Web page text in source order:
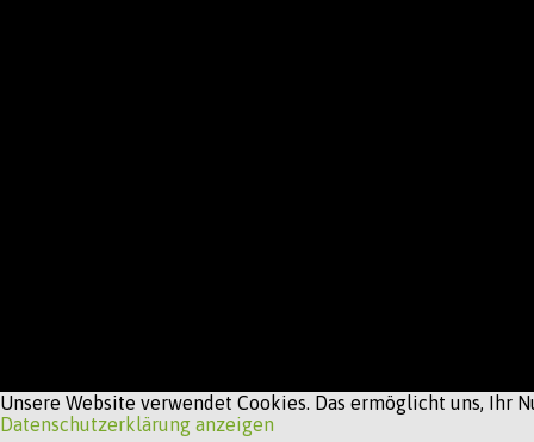
Unsere Website verwendet Cookies. Das ermöglicht uns,
Datenschutzerklärung anzeigen